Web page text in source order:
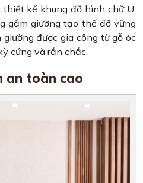
kế khung đỡ hình chữ U,
gầm giường tạo thế đỡ vững
được gia công từ gỗ óc
cứng và rắn chắc.
an toàn cao